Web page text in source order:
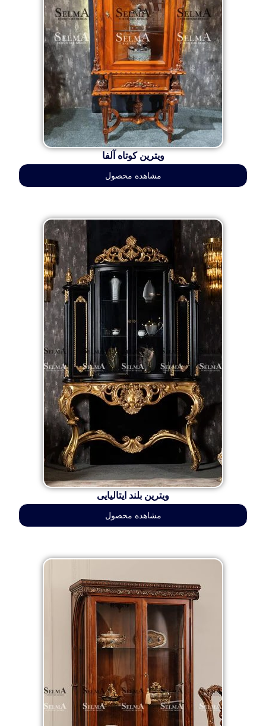
ویترین کوتاه آلفا
مشاهده محصول
ویترین بلند ایتالیایی
مشاهده محصول